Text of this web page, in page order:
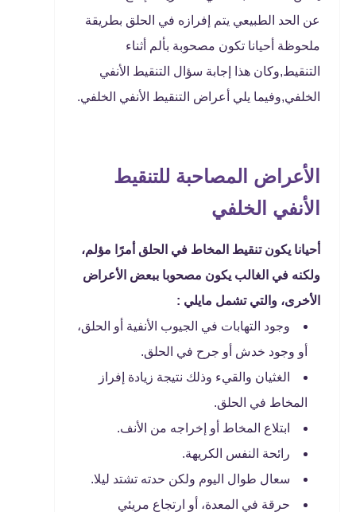
عن الحد الطبيعي يتم إفرازه في الحلق بطريقة
ملحوظة أحيانا تكون مصحوبة بألم أثناء
التنقيط,وكان هذا إجابة سؤال التنقيط الأنفي
الخلفي,وفيما يلي أعراض التنقيط الأنفي الخلفي.
الأعراض المصاحبة للتنقيط
الأنفي الخلفي
أحيانا يكون تنقيط المخاط في الحلق أمرًا مؤلم،
ولكنه في الغالب يكون مصحوبا ببعض الأعراض
الأخرى، والتي تشمل مايلي :
وجود التهابات في الجيوب الأنفية أو الحلق،
أو وجود خدش أو جرح في الحلق.
الغثيان والقيء وذلك نتيجة زيادة إفراز
المخاط في الحلق.
ابتلاع المخاط أو إخراجه من الأنف.
رائحة النفس الكريهة.
سعال طوال اليوم ولكن حدته تشتد ليلا.
حرقة في المعدة، أو ارتجاع مريئي